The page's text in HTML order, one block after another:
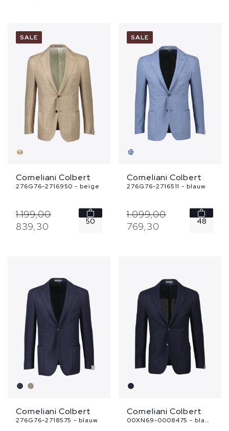
SALE
Corneliani Colbert
276G76-2716950 - beige
1.199,00
839,30 50
SALE
Corneliani Colbert
276G76-2716511 - blauw
1.099,00
769,30 48
Corneliani Colbert
276G76-2718575 - blauw
Corneliani Colbert
00XN69-0008475 - blauw